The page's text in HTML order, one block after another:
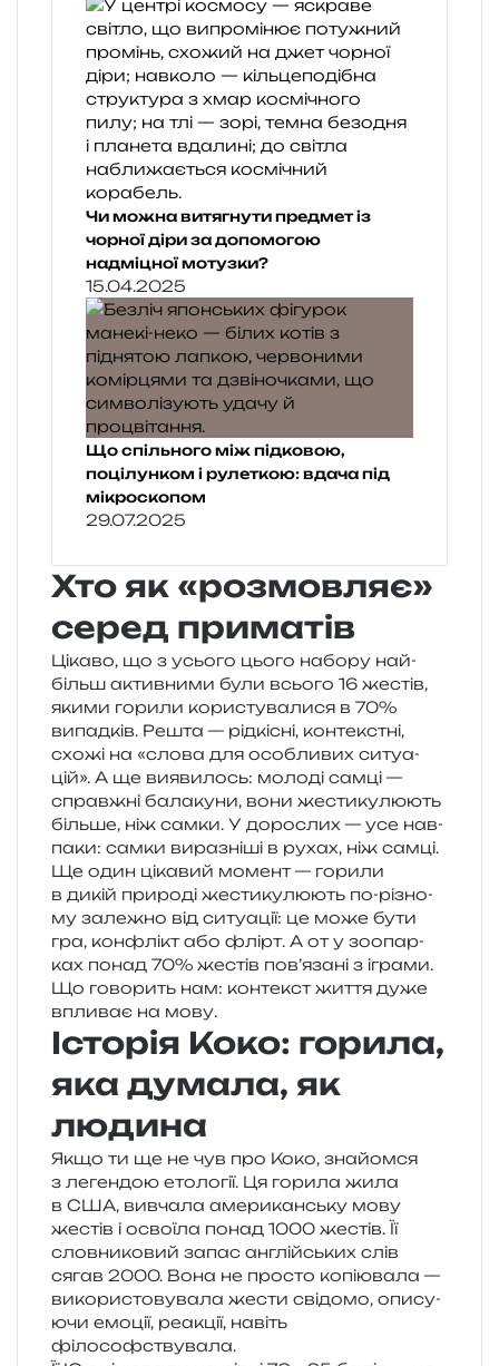
Чи можна витягнути предмет із
чорної діри за допомогою
надміцної мотузки?
15.04.2025
Що спільного між підковою,
поцілунком і рулеткою: вдача під
мікроскопом
29.07.2025
Хто як «розмовляє»
серед приматів
Цікаво, що з усьо­го цього набо­ру най­
більш актив­ни­ми були всьо­го 16 жестів,
якими гори­ли кори­сту­ва­ли­ся в 70%
випад­ків. Решта — рід­кі­сні, кон­текс­тні,
схожі на «слова для осо­бли­вих ситу­а­
цій». А ще вияви­лось: моло­ді самці —
справ­жні бала­ку­ни, вони жести­ку­лю­ють
біль­ше, ніж самки. У доро­слих — усе нав­
па­ки: самки вира­зні­ші в рухах, ніж самці.
Ще один ціка­вий момент — гори­ли
в дикій при­ро­ді жести­ку­лю­ють по-різно­
му зале­жно від ситу­а­ції: це може бути
гра, кон­флікт або флірт. А от у зоо­пар­
ках понад 70% жестів пов’язані з ігра­ми.
Що гово­рить нам: кон­текст життя дуже
впли­ває на мову.
Історія Коко: горила,
яка думала, як
людина
Якщо ти ще не чув про Коко, зна­йом­ся
з леген­дою ето­ло­гії. Ця гори­ла жила
в США, вивча­ла аме­ри­кан­ську мову
жестів і осво­ї­ла понад 1000 жестів. Її
слов­ни­ко­вий запас англій­ських слів
сягав 2000. Вона не про­сто копі­ю­ва­ла —
вико­ри­сто­ву­ва­ла жести сві­до­мо, опи­су­
ю­чи емо­ції, реа­кції, навіть
філософствувала.